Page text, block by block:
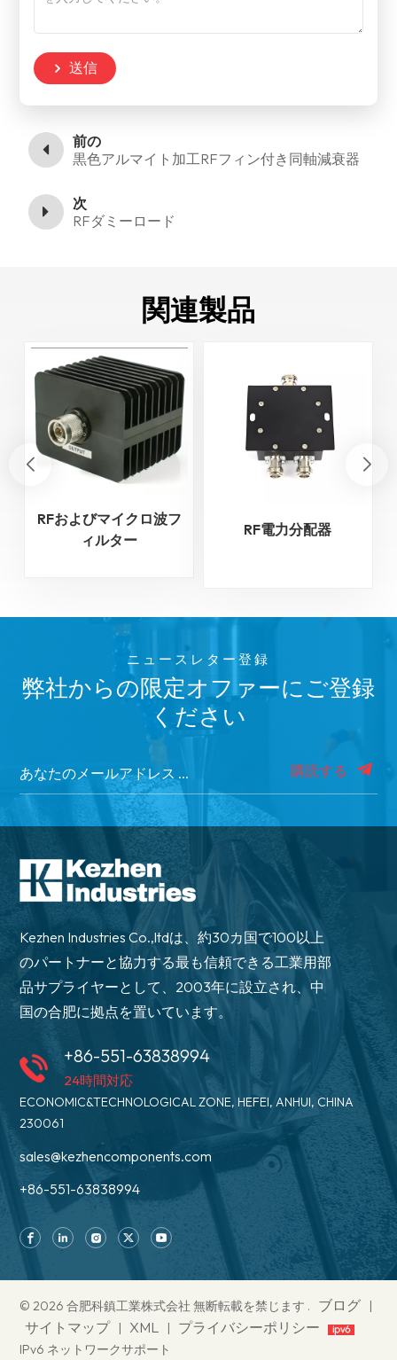
送信
前の
黒色アルマイト加工RFフィン付き同軸減衰器
次
RFダミーロード
関連製品
RFおよびマイクロ波フ
ィルター
RF電力分配器
ニュースレター登録
弊社からの限定オファーにご登録
ください
購読する
Kezhen Industries Co.,ltdは、約30カ国で100以上
のパートナーと協力する最も信頼できる工業用部
品サプライヤーとして、2003年に設立され、中
国の合肥に拠点を置いています。
+86-551-63838994
24時間対応
ECONOMIC&TECHNOLOGICAL ZONE, HEFEI, ANHUI, CHINA
230061
sales@kezhencomponents.com
+86-551-63838994
© 2026 合肥科鎮工業株式会社 無断転載を禁じます . ブログ |
サイトマップ | XML | プライバシーポリシー
IPv6 ネットワークサポート